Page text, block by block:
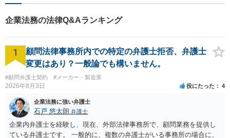
いたします。お早めのご相談
が納得のいく解決への第一歩
です。
企業法務の法律Q&Aランキング
1
顧問法律事務所内での特定の弁護士拒否、弁護士
変更はあり？一般論でも構いません。
#顧問弁護士契約 #メーカー・製造業
2026年8月3日 役にたった 4
企業法務に強い弁護士
石戸 悠太朗 弁護士
企業内弁護士を経験し、現在、外部法律事務所で、顧問業務を提供し
ている弁護士です。 一般的に、複数の弁護士がいる事務所の場合に、